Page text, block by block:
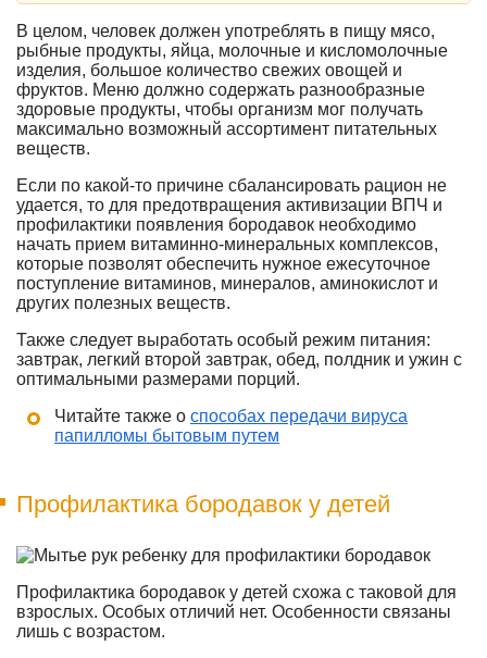
В целом, человек должен употреблять в пищу мясо,
рыбные продукты, яйца, молочные и кисломолочные
изделия, большое количество свежих овощей и
фруктов. Меню должно содержать разнообразные
здоровые продукты, чтобы организм мог получать
максимально возможный ассортимент питательных
веществ.
Если по какой-то причине сбалансировать рацион не
удается, то для предотвращения активизации ВПЧ и
профилактики появления бородавок необходимо
начать прием витаминно-минеральных комплексов,
которые позволят обеспечить нужное ежесуточное
поступление витаминов, минералов, аминокислот и
других полезных веществ.
Также следует выработать особый режим питания:
завтрак, легкий второй завтрак, обед, полдник и ужин с
оптимальными размерами порций.
Читайте также о способах передачи вируса
папилломы бытовым путем
Профилактика бородавок у детей
Профилактика бородавок у детей схожа с таковой для
взрослых. Особых отличий нет. Особенности связаны
лишь с возрастом.